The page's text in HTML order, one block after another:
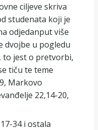
ciljeve skriva
studenata koji je
odjedanput više
dvojbe u pogledu
to jest o pretvorbi,
tiču te teme
Markovo
22,14-20,
34 i ostala